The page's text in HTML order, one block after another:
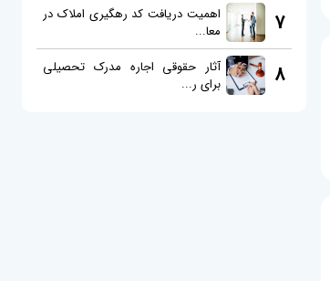
7
اهمیت دریافت کد رهگیری املاک در
معا...
8
آثار حقوقی اجاره مدرک تحصیلی
برای ر...